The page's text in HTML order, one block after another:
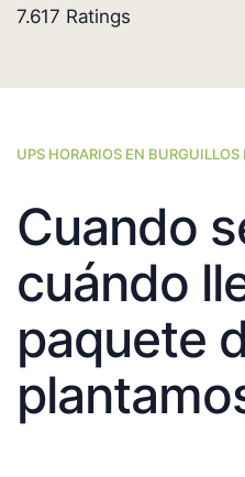
7.617 Ratings
UPS HORARIOS EN BURGUILLOS
Cuando
cuándo
paquete